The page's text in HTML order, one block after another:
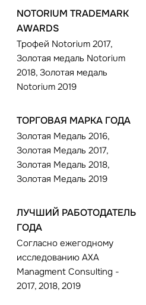
NOTORIUM TRADEMARK
AWARDS
Трофей Notorium 2017,
Золотая медаль Notorium
2018, Золотая медаль
Notorium 2019
ТОРГОВАЯ МАРКА ГОДА
Золотая Медаль 2016,
Золотая Медаль 2017,
Золотая Медаль 2018,
Золотая Медаль 2019
ЛУЧШИЙ РАБОТОДАТЕЛЬ
ГОДА
Согласно ежегодному
исследованию AXA
Managment Consulting -
2017, 2018, 2019